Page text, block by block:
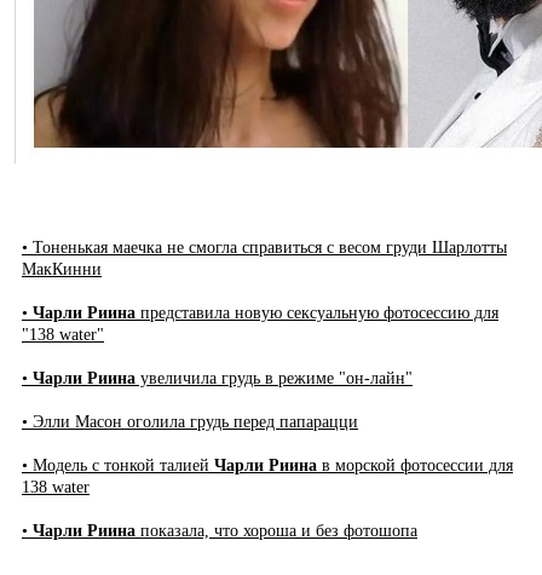
• Тоненькая маечка не смогла справиться с весом груди Шарлотты
МакКинни
• Чарли Риина представила новую сексуальную фотосессию для
"138 water"
• Чарли Риина увеличила грудь в режиме "он-лайн"
• Элли Масон оголила грудь перед папарацци
• Модель с тонкой талией Чарли Риина в морской фотосессии для
138 water
• Чарли Риина показала, что хороша и без фотошопа